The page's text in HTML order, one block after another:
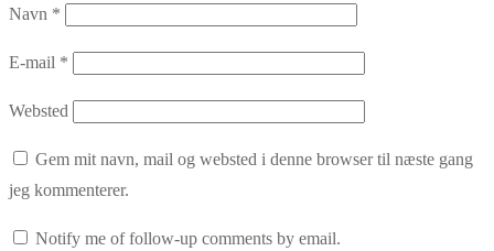
Navn *
E-mail *
Websted
Gem mit navn, mail og websted i denne browser til næste gang
jeg kommenterer.
Notify me of follow-up comments by email.